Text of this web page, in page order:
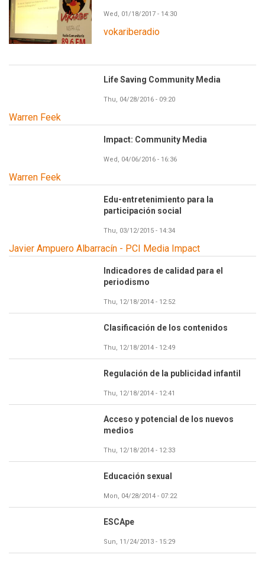
Wed, 01/18/2017 - 14:30
vokariberadio
Life Saving Community Media
Thu, 04/28/2016 - 09:20
Warren Feek
Impact: Community Media
Wed, 04/06/2016 - 16:36
Warren Feek
Edu-entretenimiento para la
participación social
Thu, 03/12/2015 - 14:34
Javier Ampuero Albarracín - PCI Media Impact
Indicadores de calidad para el
periodismo
Thu, 12/18/2014 - 12:52
Clasificación de los contenidos
Thu, 12/18/2014 - 12:49
Regulación de la publicidad infantil
Thu, 12/18/2014 - 12:41
Acceso y potencial de los nuevos
medios
Thu, 12/18/2014 - 12:33
Educación sexual
Mon, 04/28/2014 - 07:22
ESCApe
Sun, 11/24/2013 - 15:29